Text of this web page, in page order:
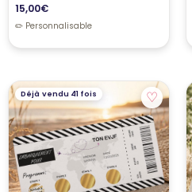
15,00€
Déjà vendu 41 fois ♡